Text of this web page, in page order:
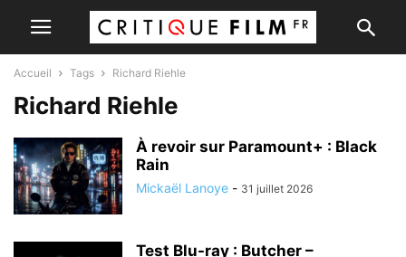
Accueil Tags Richard Riehle
Richard Riehle
À revoir sur Paramount+ : Black
Rain
Mickaël Lanoye - 31 juillet 2026
Test Blu-ray : Butcher –